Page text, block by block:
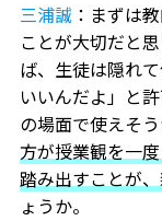
三浦誠：まずは
ことが大切だと
ば、生徒は隠れ
いいんだよ」と
の場面で使えそ
方が授業観を一
踏み出すことが
ょうか。